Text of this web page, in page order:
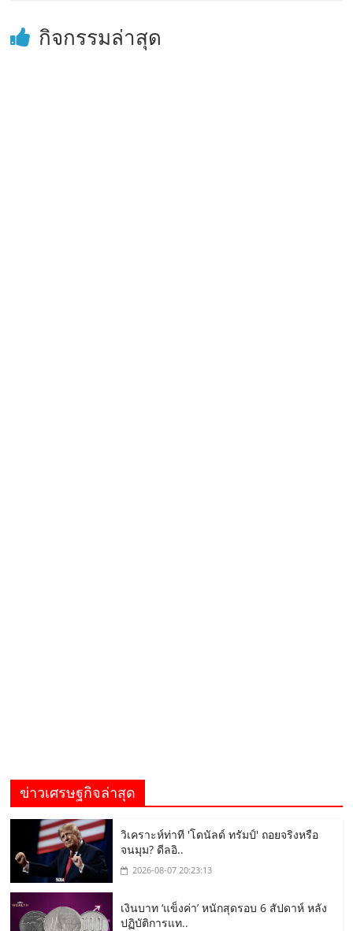
กิจกรรมล่าสุด
ข่าวเศรษฐกิจล่าสุด
วิเคราะห์ท่าที 'โดนัลด์ ทรัมป์' ถอยจริงหรือ
จนมุม? ดีลอิ..
2026-08-07 20:23:13
เงินบาท ‘แข็งค่า’ หนักสุดรอบ 6 สัปดาห์ หลัง
ปฏิบัติการแท..